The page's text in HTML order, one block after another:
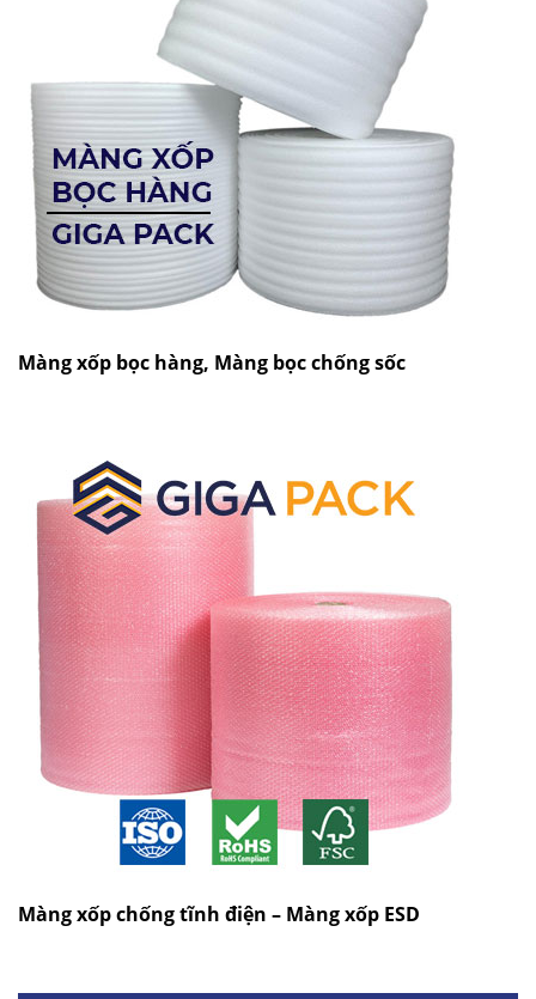
Màng xốp bọc hàng, Màng bọc chống sốc
Màng xốp chống tĩnh điện – Màng xốp ESD